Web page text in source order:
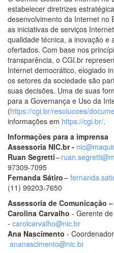
estabelecer diretrizes
desenvolvimento da Internet no
as iniciativas de serviços
qualidade técnica, a inovação e
ofertados. Com base nos
transparência, o CGI.br
Internet democrático, elogiado
os setores da sociedade são
suas decisões. Uma de suas
para a Governança e Uso da
(https://cgi.br/resolucoes/
informações em https://cgi.br/.
Informações para a imprensa
Assessoria NIC.br -
Ruan Segretti–
97309-7095
Fernanda Sátiro–
(11) 99203-7650
Assessoria de Comunicação
Carolina Carvalho - Gerente
- carolcarvalho@nic.br
Ana Nascimento -
ananascimento@nic.br